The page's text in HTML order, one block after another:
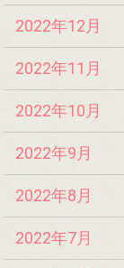
2022年12月
2022年11月
2022年10月
2022年9月
2022年8月
2022年7月